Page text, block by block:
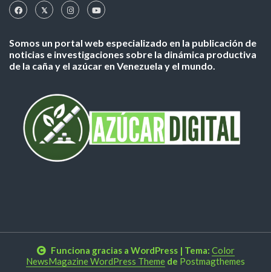
Somos un portal web especializado en la publicación de
noticias e investigaciones sobre la dinámica productiva
de la caña y el azúcar en Venezuela y el mundo.
Funciona gracias a WordPress | Tema: Color
NewsMagazine WordPress Theme de Postmagthemes